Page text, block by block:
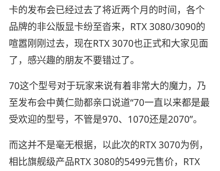
卡的发布会已经过去了将近两个月的时间，各个
品牌的非公版显卡纷至沓来，RTX 3080/3090的
喧嚣刚刚过去，现在RTX 3070也正式和大家见面
了，感兴趣的朋友不要错过了。
70这个型号对于玩家来说有着非常大的魔力，乃
至发布会中黄仁勋都亲口说道“70一直以来都是最
受欢迎的型号，不管是970、1070还是2070”。
而这并不是毫无根据，以此次的RTX 3070为例，
相比旗舰级产品RTX 3080的5499元售价，RTX